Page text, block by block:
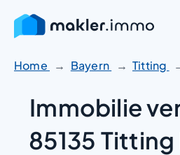
Zum
Inhalt
springen
Home Bayern Titting
Immobilie
85135